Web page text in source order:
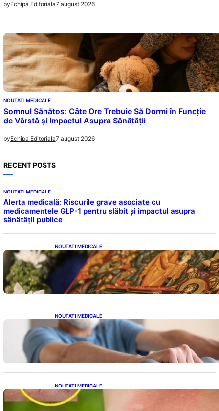
byEchipa Editoriala7 august 2026
NOUTATI MEDICALE
Somnul Sănătos: Câte Ore Trebuie Să Dormi în Funcție
de Vârstă și Impactul Asupra Sănătății
byEchipa Editoriala7 august 2026
RECENT POSTS
NOUTATI MEDICALE
Alerta medicală: Riscurile grave asociate cu
medicamentele GLP-1 pentru slăbit și impactul asupra
sănătății publice
NOUTATI MEDICALE
Postul Adormirii Maicii Domnului: Tradiții,
Superstiții și Implicații Spiritualitate în 2026
NOUTATI MEDICALE
Îmbunătățirea sănătății cardiovasculare:
Patru exerciții simple pentru reducerea
tensiunii arteriale la domiciliu
NOUTATI MEDICALE
Cum bacteriile pielii influențează atracția
țânțarilor: O nouă viziune asupra alegerii